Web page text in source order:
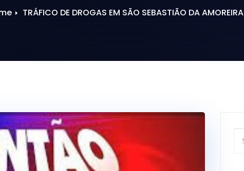
TRÁFICO DE DROGAS EM SÃO SEBASTIÃO DA AMOREIRA